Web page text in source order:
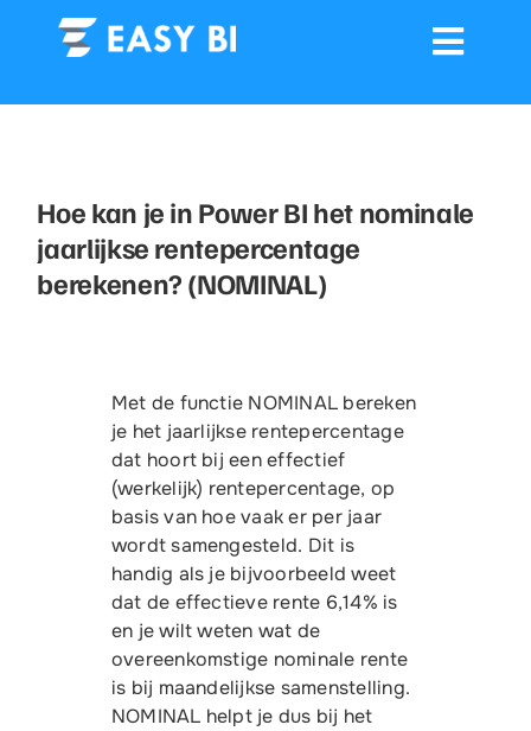
Dashboards
Dashboard delen
Showcases
Contact
Gratis proefversie
Hoe kan je in Power BI het nominale
jaarlijkse rentepercentage
berekenen? (NOMINAL)
Met de functie NOMINAL bereken
je het jaarlijkse rentepercentage
dat hoort bij een effectief
(werkelijk) rentepercentage, op
basis van hoe vaak er per jaar
wordt samengesteld. Dit is
handig als je bijvoorbeeld weet
dat de effectieve rente 6,14% is
en je wilt weten wat de
overeenkomstige nominale rente
is bij maandelijkse samenstelling.
NOMINAL helpt je dus bij het